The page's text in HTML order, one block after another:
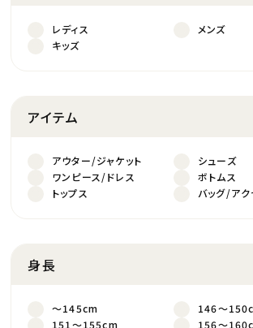
レディス
メンズ
キッズ
アイテム
アウター/ジャケット
シューズ
ワンピース/ドレス
ボトムス
トップス
バッグ/ア
身長
～145cm
146～
151～155cm
156～